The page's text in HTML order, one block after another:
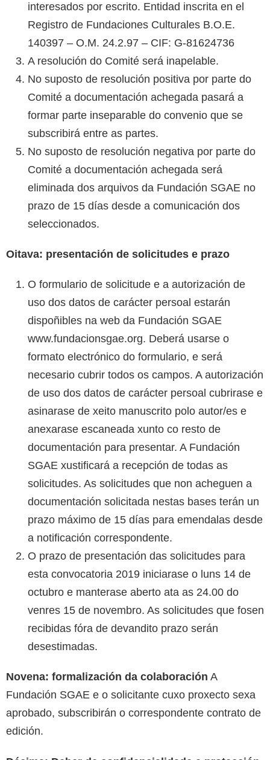
interesados por escrito. Entidad inscrita en el
Registro de Fundaciones Culturales B.O.E.
140397 – O.M. 24.2.97 – CIF: G-81624736
A resolución do Comité será inapelable.
No suposto de resolución positiva por parte do
Comité a documentación achegada pasará a
formar parte inseparable do convenio que se
subscribirá entre as partes.
No suposto de resolución negativa por parte do
Comité a documentación achegada será
eliminada dos arquivos da Fundación SGAE no
prazo de 15 días desde a comunicación dos
seleccionados.
Oitava: presentación de solicitudes e prazo
O formulario de solicitude e a autorización de
uso dos datos de carácter persoal estarán
dispoñibles na web da Fundación SGAE
www.fundacionsgae.org. Deberá usarse o
formato electrónico do formulario, e será
necesario cubrir todos os campos. A autorización
de uso dos datos de carácter persoal cubrirase e
asinarase de xeito manuscrito polo autor/es e
anexarase escaneada xunto co resto de
documentación para presentar. A Fundación
SGAE xustificará a recepción de todas as
solicitudes. As solicitudes que non acheguen a
documentación solicitada nestas bases terán un
prazo máximo de 15 días para emendalas desde
a notificación correspondente.
O prazo de presentación das solicitudes para
esta convocatoria 2019 iniciarase o luns 14 de
octubro e manterase aberto ata as 24.00 do
venres 15 de novembro. As solicitudes que fosen
recibidas fóra de devandito prazo serán
desestimadas.
Novena: formalización da colaboración A
Fundación SGAE e o solicitante cuxo proxecto sexa
aprobado, subscribirán o correspondente contrato de
edición.